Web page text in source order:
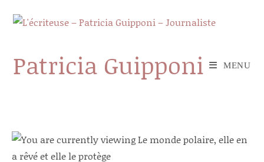
Patricia Guipponi MENU